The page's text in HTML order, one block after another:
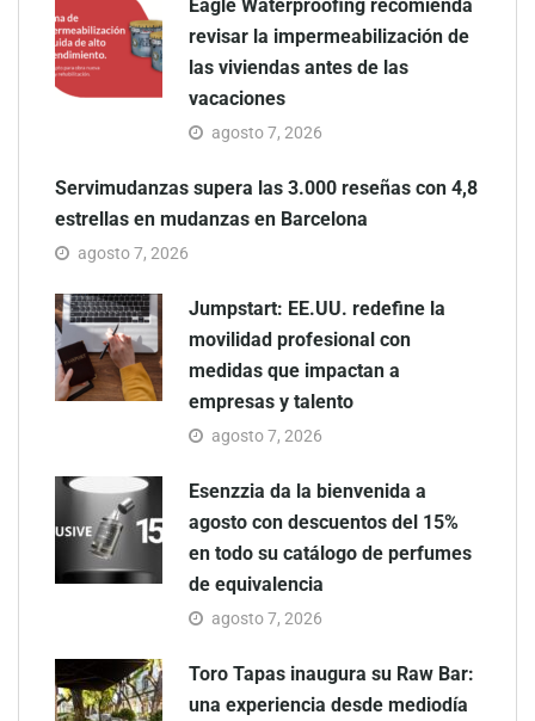
Eagle Waterproofing recomienda
revisar la impermeabilización de
las viviendas antes de las
vacaciones
agosto 7, 2026
Servimudanzas supera las 3.000 reseñas con 4,8
estrellas en mudanzas en Barcelona
agosto 7, 2026
Jumpstart: EE.UU. redefine la
movilidad profesional con
medidas que impactan a
empresas y talento
agosto 7, 2026
Esenzzia da la bienvenida a
agosto con descuentos del 15%
en todo su catálogo de perfumes
de equivalencia
agosto 7, 2026
Toro Tapas inaugura su Raw Bar:
una experiencia desde mediodía